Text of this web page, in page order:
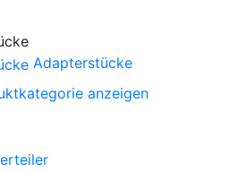
Adapterstücke
anzeigen